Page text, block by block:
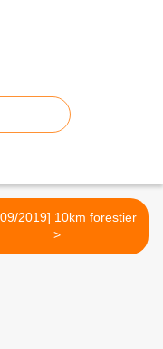
2019] 10km forestier
>